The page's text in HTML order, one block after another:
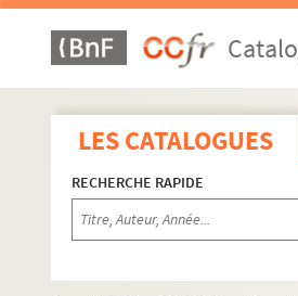
LES CATALOGUES
RECHERCHE RAPIDE
GM 871. Photographie
GM 872. Charrette
GM 873. Petit groupe en
GM 874. Réception
GM 875. Mme Maroniez
GM 876. Cortège d'un
GM 877. Mme